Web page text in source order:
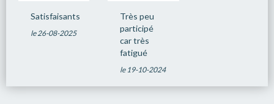
Satisfaisants
le 26-08-2025
Très peu
participé
car très
fatigué
le 19-10-2024